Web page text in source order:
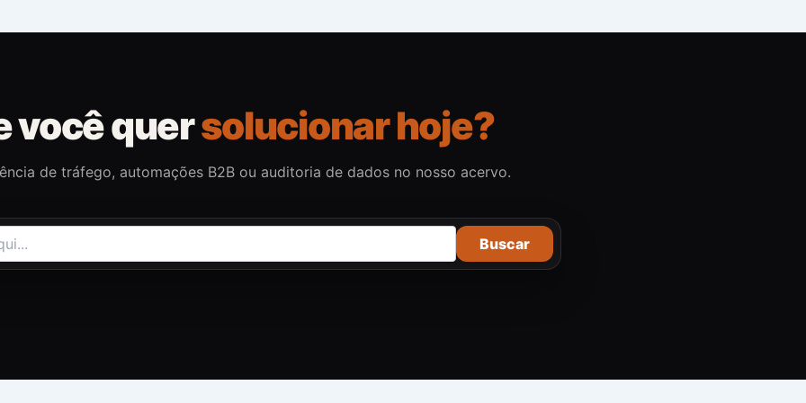
você quersolucionar hoje?
de tráfego, automações B2B ou auditoria de dados no nosso acervo.
Buscar